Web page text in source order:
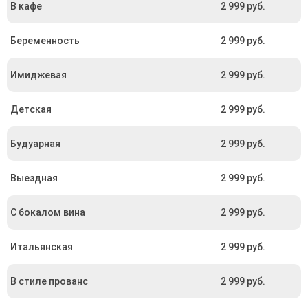
В кафе 2 999 руб.
Беременность 2 999 руб.
Имиджевая 2 999 руб.
Детская 2 999 руб.
Будуарная 2 999 руб.
Выездная 2 999 руб.
С бокалом вина 2 999 руб.
Итальянская 2 999 руб.
В стиле прованс 2 999 руб.